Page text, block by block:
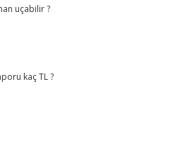
uçabilir ?
kaç TL ?